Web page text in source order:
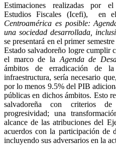
Estimaciones realizadas por
Estudios Fiscales (Icefi), en
Centroamérica es posible:
una sociedad desarrollada,
se presentará en el primer
Estado salvadoreño logre cumplir
el marco de la Agenda de
ámbitos de erradicación de
infraestructura, sería necesario
por lo menos 9.5% del PIB
públicas en dichos ámbitos. Esto
salvadoreña con criterios
progresividad; una
alcance de las atribuciones del
acuerdos con la participación de
incluyendo sus adversarios en la